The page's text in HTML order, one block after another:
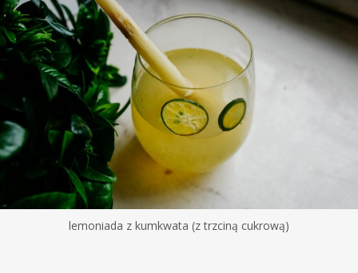
lemoniada z kumkwata (z trzciną cukrową)